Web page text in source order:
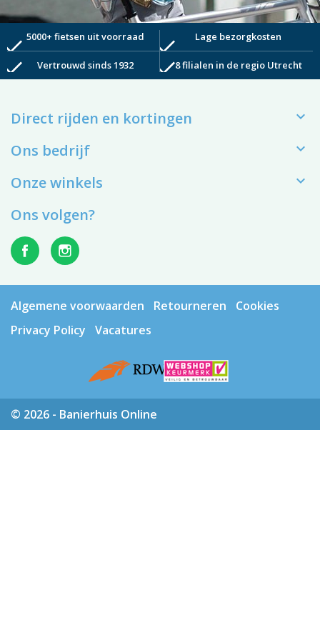
check5000+ fietsen uit voorraad check Lage bezorgkosten
check Vertrouwd sinds 1932 check8 filialen in de regio Utrecht
Direct rijden en kortingen 
Ons bedrijf 
Onze winkels 
Ons volgen?
Algemene voorwaarden Retourneren
Cookies
Privacy Policy
Vacatures
© 2026 - Banierhuis Online